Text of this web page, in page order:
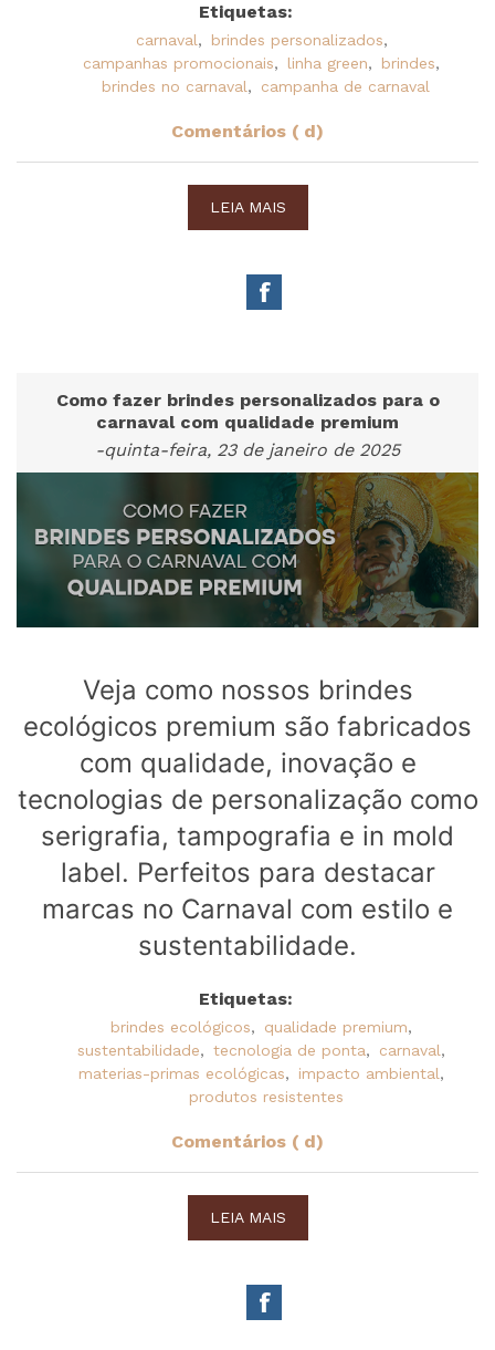
Etiquetas:
carnaval, brindes personalizados,
campanhas promocionais, linha green, brindes,
brindes no carnaval, campanha de carnaval
Comentários ( d)
LEIA MAIS
Como fazer brindes personalizados para o
carnaval com qualidade premium
-quinta-feira, 23 de janeiro de 2025
Veja como nossos brindes
ecológicos premium são fabricados
com qualidade, inovação e
tecnologias de personalização como
serigrafia, tampografia e in mold
label. Perfeitos para destacar
marcas no Carnaval com estilo e
sustentabilidade.
Etiquetas:
brindes ecológicos, qualidade premium,
sustentabilidade, tecnologia de ponta, carnaval,
materias-primas ecológicas, impacto ambiental,
produtos resistentes
Comentários ( d)
LEIA MAIS